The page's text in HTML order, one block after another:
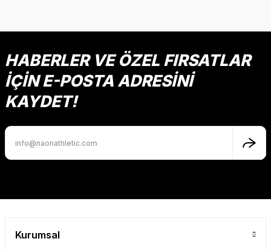
Naon Athletic
HABERLER VE ÖZEL FIRSATLAR
İÇİN E-POSTA ADRESİNİ
KAYDET!
Kurumsal